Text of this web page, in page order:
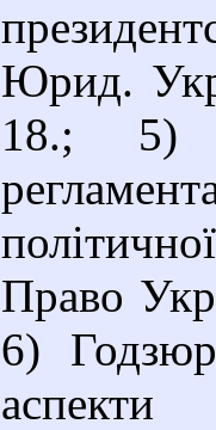
Юрид.
18.; 5)
Право
6)